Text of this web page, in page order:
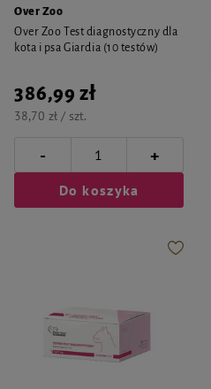
Over Zoo
Over Zoo Test diagnostyczny dla
kota i psa Giardia (10 testów)
386,99 zł
38,70 zł / szt.
- +
Do koszyka